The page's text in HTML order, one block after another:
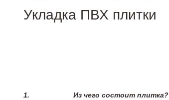
Укладка ПВХ плитки
1. Из чего состоит плитка?